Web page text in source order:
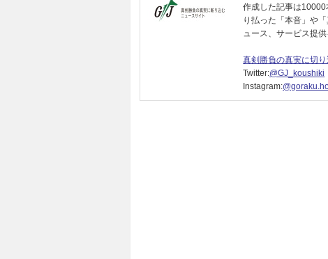
作成した記事は
り払った「本音」や
ュース、サービス提供
真剣勝負の真実に切り
Twitter:@GJ_koushiki
Instagram: